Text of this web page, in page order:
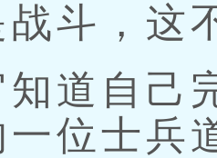
斗，这
自己完
位士兵